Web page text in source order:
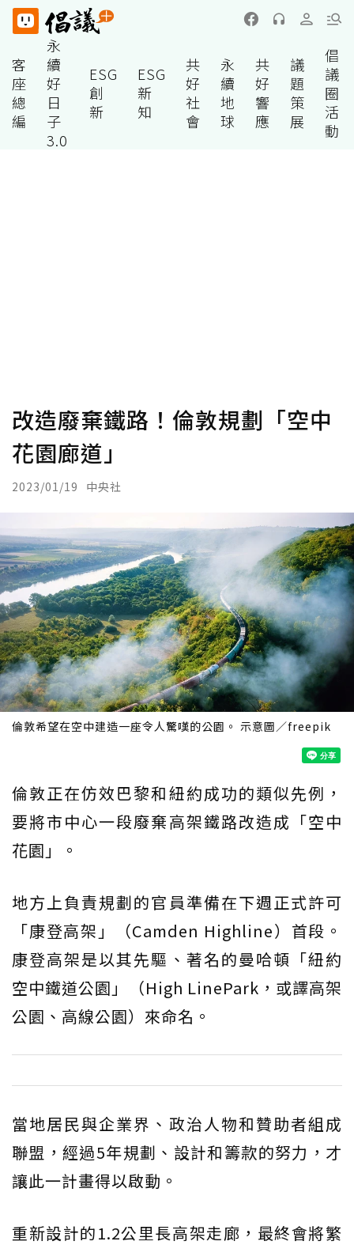
客
座
總
編
永
續
好
日
子
3.0
ESG
創
新
ESG
新
知
共
好
社
會
永
續
地
球
共
好
響
應
議
題
策
展
倡
議
圈
活
動
改造廢棄鐵路！倫敦規劃「空中
花園廊道」
2023/01/19 中央社
倫敦希望在空中建造一座令人驚嘆的公園。 示意圖／freepik
倫敦正在仿效巴黎和紐約成功的類似先例，
要將市中心一段廢棄高架鐵路改造成「空中
花園」。
地方上負責規劃的官員準備在下週正式許可
「康登高架」（Camden Highline）首段。
康登高架是以其先驅、著名的曼哈頓「紐約
空中鐵道公園」（High LinePark，或譯高架
公園、高線公園）來命名。
當地居民與企業界、政治人物和贊助者組成
聯盟，經過5年規劃、設計和籌款的努力，才
讓此一計畫得以啟動。
重新設計的1.2公里長高架走廊，最終會將繁